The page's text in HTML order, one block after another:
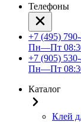
Телефоны
+7 (495)
Пн—Пт
+7 (905)
Пн—Пт
Каталог
Клей